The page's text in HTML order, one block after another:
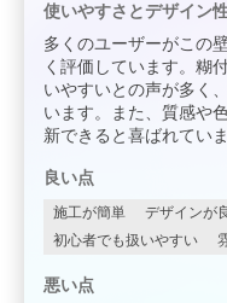
使いやすさとデザイン
多くのユーザーがこの
く評価しています。糊
いやすいとの声が多く
います。また、質感や
新できると喜ばれていま
良い点
施工が簡単 デザインが
初心者でも扱いやすい
悪い点